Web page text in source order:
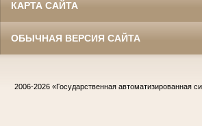
КАРТА САЙТА
ОБЫЧНАЯ ВЕРСИЯ САЙТА
2006-2026 «Государственная автоматизированная